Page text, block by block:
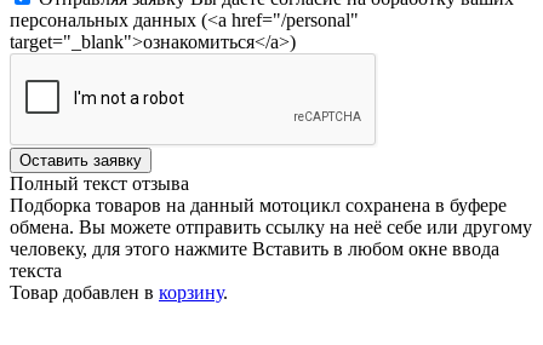
персональных данных (<a href="/personal"
target="_blank">ознакомиться</a>)
Оставить заявку
Полный текст отзыва
Подборка товаров на данный мотоцикл сохранена в буфере
обмена. Вы можете отправить ссылку на неё себе или другому
человеку, для этого нажмите Вставить в любом окне ввода
текста
Товар добавлен в корзину.